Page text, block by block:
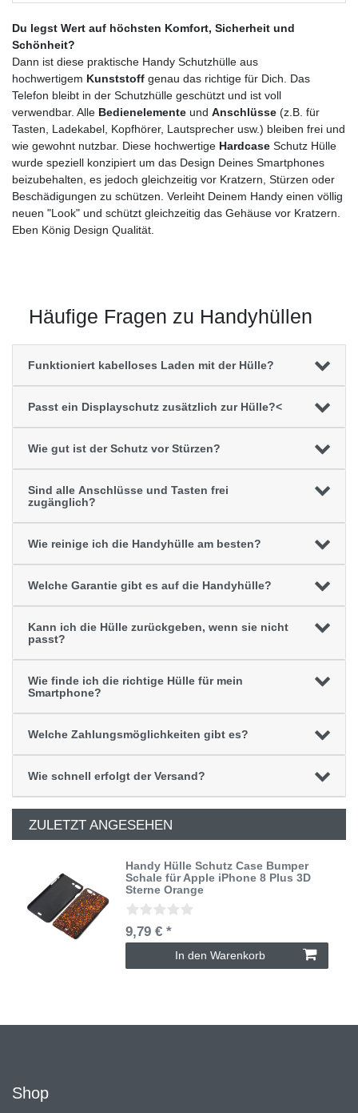
Du legst Wert auf höchsten Komfort, Sicherheit und
Schönheit?
Dann ist diese praktische Handy Schutzhülle aus
hochwertigem Kunststoff genau das richtige für Dich. Das
Telefon bleibt in der Schutzhülle geschützt und ist voll
verwendbar. Alle Bedienelemente und Anschlüsse (z.B. für
Tasten, Ladekabel, Kopfhörer, Lautsprecher usw.) bleiben frei und
wie gewohnt nutzbar. Diese hochwertige Hardcase Schutz Hülle
wurde speziell konzipiert um das Design Deines Smartphones
beizubehalten, es jedoch gleichzeitig vor Kratzern, Stürzen oder
Beschädigungen zu schützen. Verleiht Deinem Handy einen völlig
neuen "Look" und schützt gleichzeitig das Gehäuse vor Kratzern.
Eben König Design Qualität.
Häufige Fragen zu Handyhüllen
Funktioniert kabelloses Laden mit der Hülle?
Passt ein Displayschutz zusätzlich zur Hülle?<
Wie gut ist der Schutz vor Stürzen?
Sind alle Anschlüsse und Tasten frei
zugänglich?
Wie reinige ich die Handyhülle am besten?
Welche Garantie gibt es auf die Handyhülle?
Kann ich die Hülle zurückgeben, wenn sie nicht
passt?
Wie finde ich die richtige Hülle für mein
Smartphone?
Welche Zahlungsmöglichkeiten gibt es?
Wie schnell erfolgt der Versand?
ZULETZT ANGESEHEN
Handy Hülle Schutz Case Bumper
Schale für Apple iPhone 8 Plus 3D
Sterne Orange
9,79 € *
In den Warenkorb
Shop